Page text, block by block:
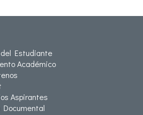
Estudiante
Académico
Aspirantes
Documental